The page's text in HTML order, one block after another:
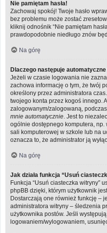
Nie pamiętam hasła!
Zachowaj spokój! Twoje hasło
bez problemu może zostać
kliknij odnośnik “Nie pamiętam
prawdopodobnie niedługo znów
Na górę
Dlaczego następuje
Jeżeli w czasie logowania nie
zachowa informację o tym, że twój
określony przez administratora
twojego konta przez kogoś innego.
zalogowanym/zalogowaną,
mnie automatycznie . Jest to
ogólnie dostępnego komputera, np.
sali komputerowej w szkole lub na
oznacza to, że administrator ją
Na górę
Jak działa funkcja “Usuń
Funkcja “Usuń ciasteczka witryny”
phpBB dzięki, którym użytkownik
Dostarczają one również funkcję –
administratora witryny – śledzenia
użytkownika postów. Jeśli
logowaniem/wylogowaniem,